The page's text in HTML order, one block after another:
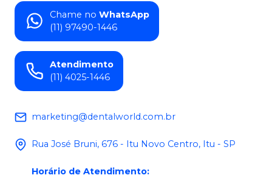
Chame no WhatsApp
(11) 97490-1446
Atendimento
(11) 4025-1446
marketing@dentalworld.com.br
Rua José Bruni, 676 - Itu Novo Centro, Itu - SP
Horário de Atendimento: